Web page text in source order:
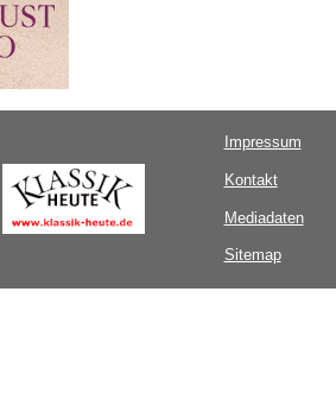
Impressum
Kontakt
Mediadaten
Sitemap